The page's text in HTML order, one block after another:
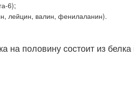
6);
лейцин, валин, фенилаланин).
на половину состоит из белка